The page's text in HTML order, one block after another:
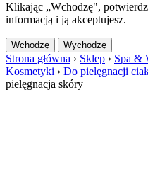
Klikając „Wchodzę",
informacją i ją akceptujesz.
Wchodzę Wychodzę
Strona główna › Sklep › Spa &
Kosmetyki › Do pielęgnacji
pielęgnacja skóry